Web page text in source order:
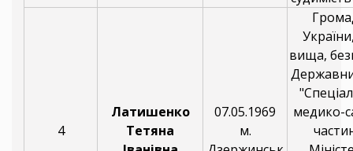
4
Латишенко
Тетяна
07.05.1969
м.
вища,
медико-